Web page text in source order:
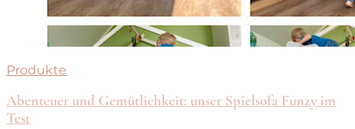
Produkte
Abenteuer und Gemütlichkeit: unser Spielsofa Funzy im
Test